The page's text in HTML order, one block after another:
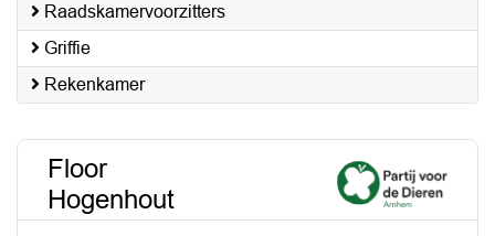
Raadskamervoorzitters
Griffie
Rekenkamer
Floor
Hogenhout